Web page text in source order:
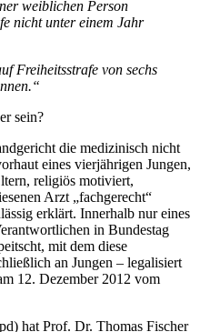
weiblichen Person
nicht unter einem Jahr
Freiheitsstrafe von sechs
sein?
die medizinisch nicht
eines vierjährigen Jungen,
religiös motiviert,
Arzt „fachgerecht“
erklärt. Innerhalb nur eines
in Bundestag
mit dem diese
an Jungen – legalisiert
12. Dezember 2012 vom
hat Prof. Dr. Thomas Fischer